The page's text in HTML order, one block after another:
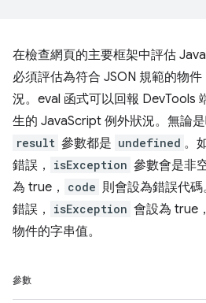
在檢查網頁的主要框架中評估
必須評估為符合 JSON 規範的物
況。eval 函式可以回報 DevTools
生的 JavaScript 例外狀況。無論
result 參數都是 undefined 。
錯誤，
isException 參數會是非
為 true，
code 則會設為錯誤代
錯誤，
isException 會設為 true
物件的字串值。
參數